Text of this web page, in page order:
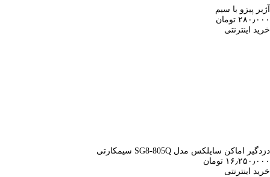
آژیر پیزو با سیم
۲۸۰٫۰۰۰ تومان
خرید اینترنتی
دزدگیر اماکن سایلکس مدل SG8-805Q سیمکارتی
۱۶٫۲۵۰٫۰۰۰ تومان
خرید اینترنتی